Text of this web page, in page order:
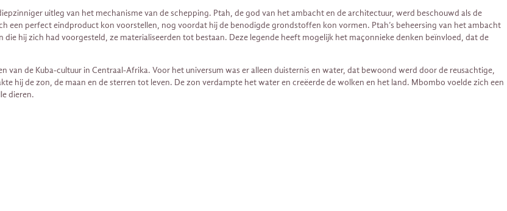
uitleg van het mechanisme van de schepping. Ptah, de god van het ambacht en de architectuur, werd beschouwd als de
een perfect eindproduct kon voorstellen, nog voordat hij de benodigde grondstoffen kon vormen. Ptah’s beheersing van het ambacht
hij zich had voorgesteld, ze materialiseerden tot bestaan. Deze legende heeft mogelijk het maçonnieke denken beïnvloed, dat de
de Kuba-cultuur in Centraal-Afrika. Voor het universum was er alleen duisternis en water, dat bewoond werd door de reusachtige,
hij de zon, de maan en de sterren tot leven. De zon verdampte het water en creëerde de wolken en het land. Mbombo voelde zich een
dieren.